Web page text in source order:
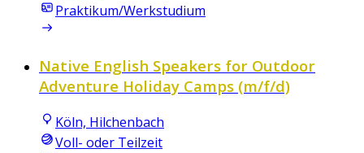
Praktikum/Werkstudium
Native English Speakers for Outdoor
Adventure Holiday Camps (m/f/d)
Köln, Hilchenbach
Voll- oder Teilzeit